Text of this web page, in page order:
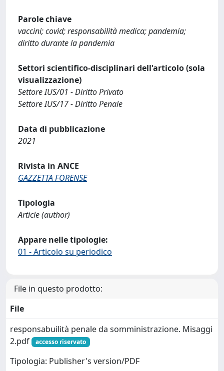
Parole chiave
vaccini; covid; responsabilità medica; pandemia;
diritto durante la pandemia
Settori scientifico-disciplinari dell'articolo (sola
visualizzazione)
Settore IUS/01 - Diritto Privato
Settore IUS/17 - Diritto Penale
Data di pubblicazione
2021
Rivista in ANCE
GAZZETTA FORENSE
Tipologia
Article (author)
Appare nelle tipologie:
01 - Articolo su periodico
File in questo prodotto:
File
responsabuilità penale da somministrazione. Misaggi
2.pdf
accesso riservato
Tipologia: Publisher's version/PDF